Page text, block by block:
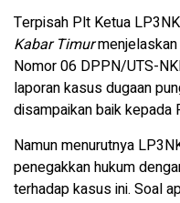
Terpisah Plt Ketua
Kabar Timurmenjelaskan
Nomor 06 DPPN/UTS-
laporan kasus dugaan
disampaikan baik kepada
Namun menurutnya
penegakkan hukum
terhadap kasus ini. Soal